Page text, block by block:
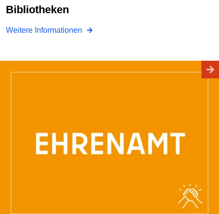
Bibliotheken
Weitere Informationen